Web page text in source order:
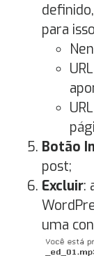
para
Botão
post;
Excluir:
uma